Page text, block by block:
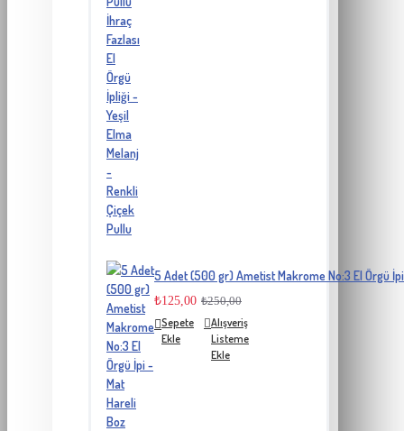
5 Adet (500 gr) Ametist Makrome No:3 El Örgü
₺125,00 ₺250,00
Sepete
Ekle
Alışveriş
Listeme
Ekle